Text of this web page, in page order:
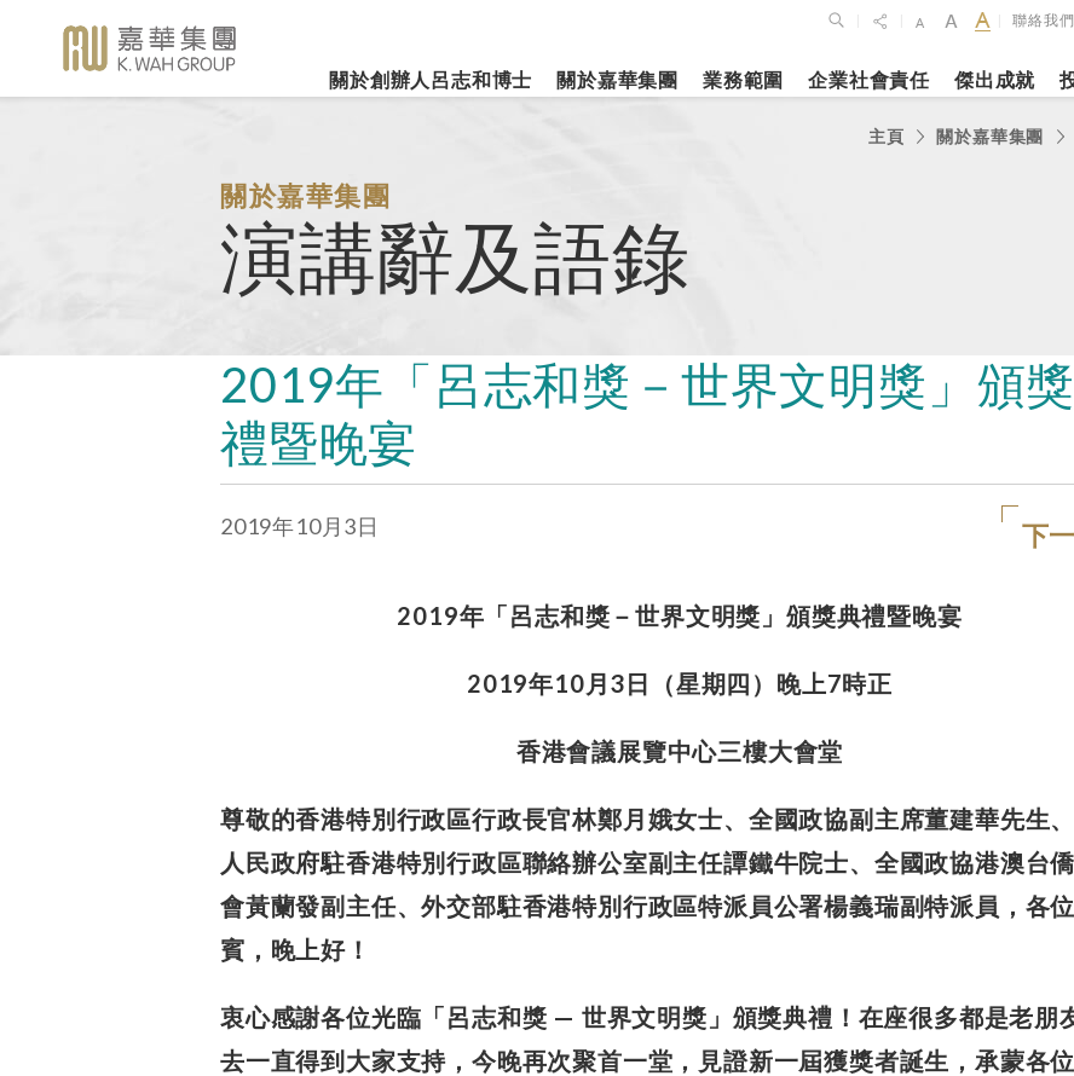
聯絡我們
關於創辦人呂志和博士
詳細履歷
關於嘉華集團
嘉華故事
創辦人呂志和博士簡介
管理層
業務範圍
房地產
企業社會責任
樂助社群
環境保護
支持教育
關懷員工
環境、社會及管治報告
新聞焦點
更多內容
傑出成就
銀河娛樂集團有限公司
（股份代號：00027）
投資者聯繫
事業發展
工作與生活平衡
職位空缺
「一嘉人」專欄
新聞稿
《嘉天下通訊》
影片庫
圖片庫
媒體查詢
嘉華國際公佈2025年全年
業績業務維持平穩發展
主頁 關於嘉華集團
關於嘉華集團
演講辭及語錄
2019年「呂志和獎－世界文明獎」頒
禮暨晚宴
2019年10月3日 下
2019年「呂志和獎－世界文明獎」頒獎典禮暨晚宴
2019年10月3日（星期四）晚上7時正
香港會議展覽中心三樓大會堂
尊敬的香港特別行政區行政長官林鄭月娥女士、 全國政協副主席董建華先生
人民政府駐香港特別行政區聯絡辦公室副主任譚鐵牛院士、 全國政協港澳台
會黃蘭發副主任、外交部駐香港特別行政區特派員公署楊義瑞副特派員， 各
賓，晚上好！
衷心感謝各位光臨「呂志和獎 — 世界文明獎」頒獎典禮！在座很多都是老朋
去一直得到大家支持，今晚再次聚首一堂，見證新一屆獲獎者誕生，承蒙各